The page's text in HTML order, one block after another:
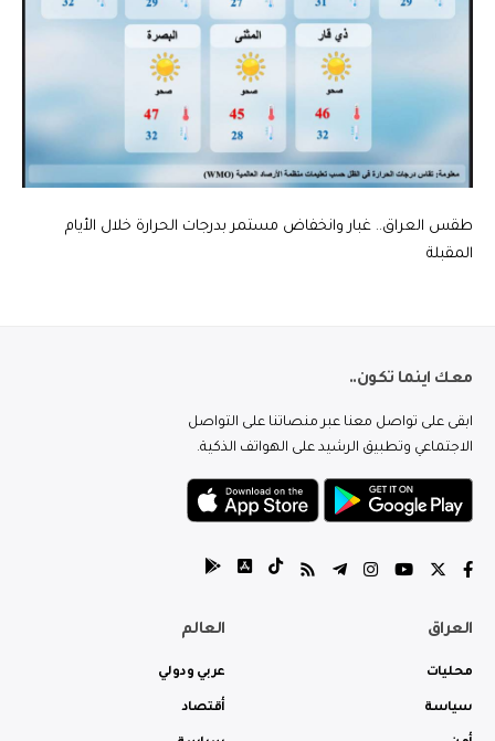
طقس العراق.. غبار وانخفاض مستمر بدرجات الحرارة خلال الأيام
المقبلة
معك اينما تكون..
ابقى على تواصل معنا عبر منصاتنا على التواصل
الاجتماعي وتطبيق الرشيد على الهواتف الذكية.
العراق
محليات
سياسة
العالم
عربي ودولي
أقتصاد